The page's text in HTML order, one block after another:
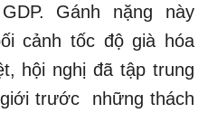
Gánh nặng này
cảnh tốc độ già hóa
hội nghị đã tập trung
trước những thách